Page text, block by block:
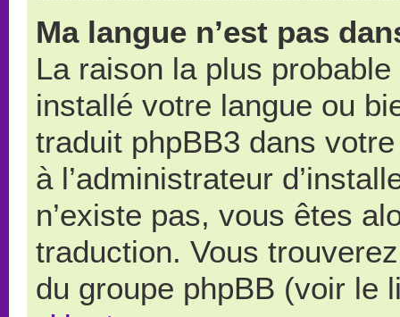
Ma langue n’est pas
La raison la plus probable
installé votre langue ou
traduit phpBB3 dans
à l’administrateur
n’existe pas, vous êtes
traduction. Vous
du groupe phpBB (voir le